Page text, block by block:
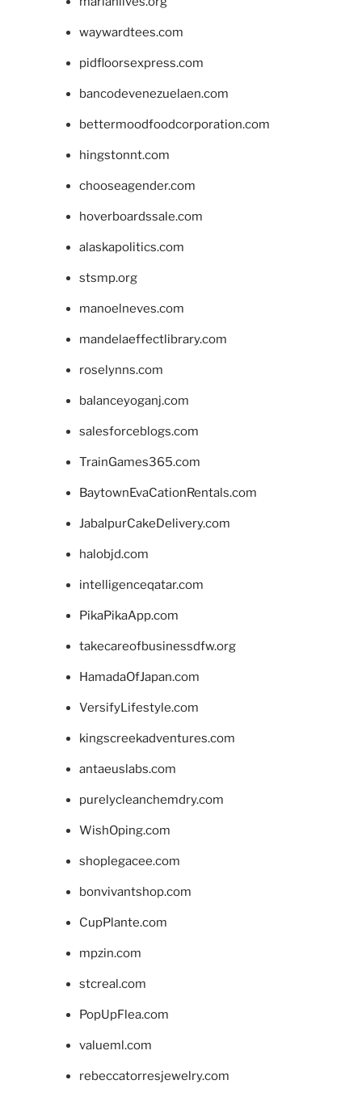
waywardtees.com
pidfloorsexpress.com
bancodevenezuelaen.com
bettermoodfoodcorporation.com
hingstonnt.com
chooseagender.com
hoverboardssale.com
alaskapolitics.com
stsmp.org
manoelneves.com
mandelaeffectlibrary.com
roselynns.com
balanceyoganj.com
salesforceblogs.com
TrainGames365.com
BaytownEvaCationRentals.com
JabalpurCakeDelivery.com
halobjd.com
intelligenceqatar.com
PikaPikaApp.com
takecareofbusinessdfw.org
HamadaOfJapan.com
VersifyLifestyle.com
kingscreekadventures.com
antaeuslabs.com
purelycleanchemdry.com
WishOping.com
shoplegacee.com
bonvivantshop.com
CupPlante.com
mpzin.com
stcreal.com
PopUpFlea.com
valueml.com
rebeccatorresjewelry.com